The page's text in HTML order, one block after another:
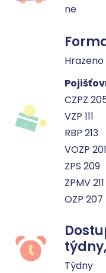
ne
CZPZ
VZP 111
RBP 213
VOZP 201
ZPS 209
ZPMV 211
OZP 207
Týdny